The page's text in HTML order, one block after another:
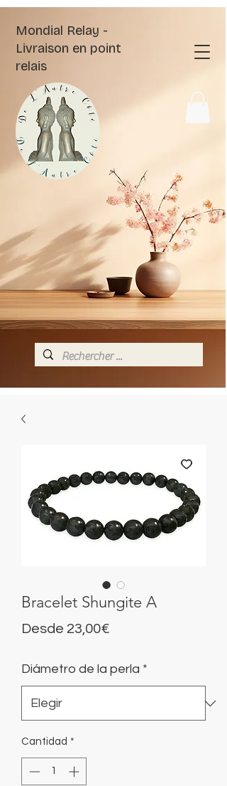
Mondial Relay -
Livraison en point
relais
Bracelet Shungite A
Desde 23,00€Precio
oferta
Diámetro de la perla *
Cantidad *